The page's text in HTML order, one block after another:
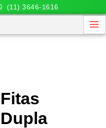
(11) 3646-1616
Fitas
Dupla